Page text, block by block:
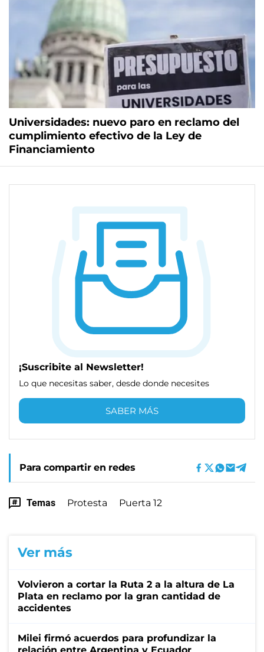
Universidades: nuevo paro en reclamo del
cumplimiento efectivo de la Ley de
Financiamiento
¡Suscribite al Newsletter!
Lo que necesitas saber, desde donde necesites
SABER MÁS
Para compartir en redes
Temas Protesta Puerta 12
Ver más
Volvieron a cortar la Ruta 2 a la altura de La
Plata en reclamo por la gran cantidad de
accidentes
Milei firmó acuerdos para profundizar la